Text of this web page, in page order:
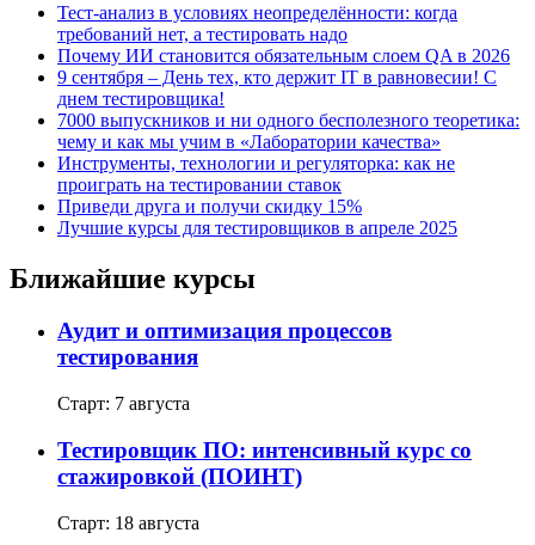
Тест-анализ в условиях неопределённости: когда
требований нет, а тестировать надо
Почему ИИ становится обязательным слоем QA в 2026
9 сентября – День тех, кто держит IT в равновесии! С
днем тестировщика!
7000 выпускников и ни одного бесполезного теоретика:
чему и как мы учим в «Лаборатории качества»
Инструменты, технологии и регуляторка: как не
проиграть на тестировании ставок
Приведи друга и получи скидку 15%
Лучшие курсы для тестировщиков в апреле 2025
Ближайшие курсы
Аудит и оптимизация процессов
тестирования
Старт: 7 августа
Тестировщик ПО: интенсивный курс со
стажировкой (ПОИНТ)
Старт: 18 августа